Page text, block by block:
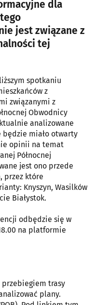
dla
jest związane z
tej
spotkaniu
z
związanymi z
Obwodnicy
analizowane
miało otwarty
opinii na temat
Północnej
jest ono przede
przez które
Knyszyn, Wasilków
Białystok.
odbędzie się w
na platformie
przebiegiem trasy
plany.